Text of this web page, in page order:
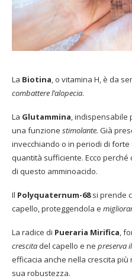
La Biotina , o vitamina H, è da
combattere l’alopecia.
La Glutammina ,
una funzione stimolante. Già
invecchiando o in periodi di
quantità sufficiente. Ecco
di questo amminoacido.
Il Polyquaternum-68si prende
capello, proteggendola e
La radice di Pueraria Mirifica ,
crescita del capello e ne preserva
efficacia anche nella crescita
sua robustezza.